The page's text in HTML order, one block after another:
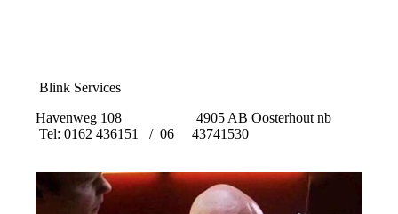
Blink Services
Havenweg 108 4905 AB Oosterhout nb
Tel: 0162 436151 / 06 43741530